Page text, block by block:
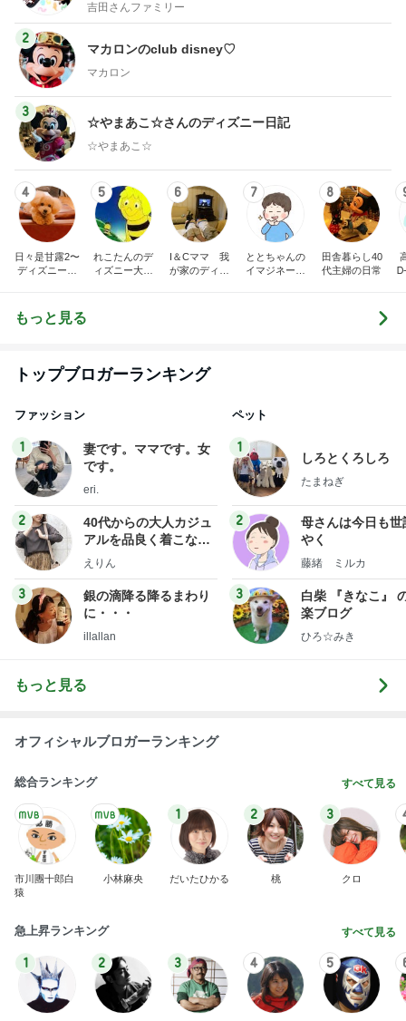
吉田さんファミリー
2
マカロンのclub disney♡
マカロン
3
☆やまあこ☆さんのディズニー日記
☆やまあこ☆
4
日々是甘露2〜
ディズニー風
5
れこたんのデ
ィズニー大好
6
I＆Cママ 我
が家のディズ
7
ととちゃんの
イマジネーシ
8
田舎暮らし40
代主婦の日常
もっと見る
トップブロガーランキング
ファッション
1
妻です。ママです。女
です。
eri.
2
40代からの大人カジュ
アルを品良く着こなす
ファッションブログ
えりん
3
銀の滴降る降るまわり
に・・・
illallan
ペット
1
しろとくろしろ
たまねぎ
2
母さんは今日も世
やく
藤緒 ミルカ
3
白柴 『きなこ』
楽ブログ
ひろ☆みき
もっと見る
オフィシャルブロガーランキング
総合ランキング すべて見る
市川團十郎白
猿
小林麻央
1
だいたひかる
2
桃
3
クロ
急上昇ランキング すべて見る
1 2 3 4 5